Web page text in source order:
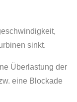
sinkt.
Überlastung der
eine Blockade